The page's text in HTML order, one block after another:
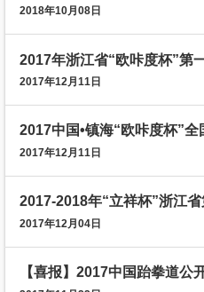
2018年10月08日
2017年12月11日
2017中国•镇海“欧咔度杯”
2017年12月11日
2017年12月04日
【喜报】2017中国跆拳道公